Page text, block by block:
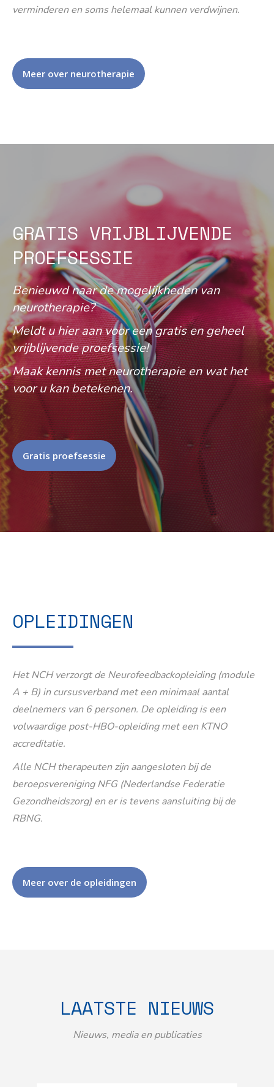
verminderen en soms helemaal kunnen verdwijnen.
Meer over neurotherapie
GRATIS VRIJBLIJVENDE
PROEFSESSIE
Benieuwd naar de mogelijkheden van
neurotherapie?
Meldt u hier aan voor een gratis en geheel
vrijblijvende proefsessie!
Maak kennis met neurotherapie en wat het
voor u kan betekenen.
Gratis proefsessie
OPLEIDINGEN
Het NCH verzorgt de Neurofeedbackopleiding (module
A + B) in cursusverband met een minimaal aantal
deelnemers van 6 personen. De opleiding is een
volwaardige post-HBO-opleiding met een KTNO
accreditatie.
Alle NCH therapeuten zijn aangesloten bij de
beroepsvereniging NFG (Nederlandse Federatie
Gezondheidszorg) en er is tevens aansluiting bij de
RBNG.
Meer over de opleidingen
LAATSTE NIEUWS
Nieuws, media en publicaties